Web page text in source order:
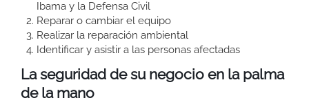
Ibama y la Defensa Civil
Reparar o cambiar el equipo
Realizar la reparación ambiental
Identificar y asistir a las personas afectadas
La seguridad de su negocio en la palma
de la mano